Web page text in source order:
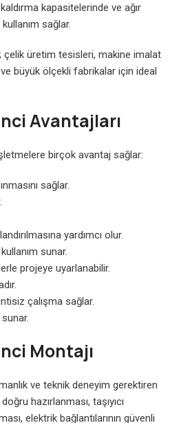
kapasitelerinde ve ağır
sağlar.
üretim tesisleri, makine imalat
ve büyük ölçekli fabrikalar için ideal
Avantajları
birçok avantaj sağlar:
sağlar.
yardımcı olur.
sunar.
projeye uyarlanabilir.
çalışma sağlar.
Montajı
ve teknik deneyim gerektiren
hazırlanması, taşıyıcı
elektrik bağlantılarının güvenli